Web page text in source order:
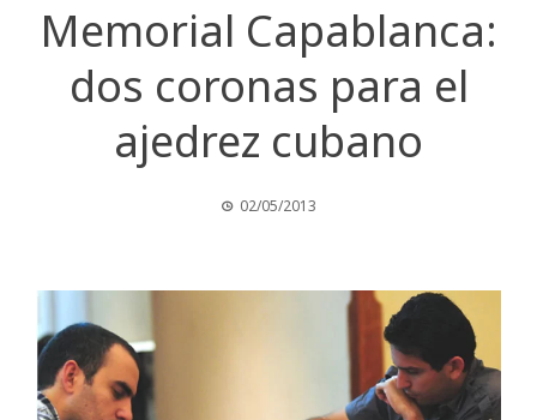
Memorial Capablanca:
dos coronas para el
ajedrez cubano
02/05/2013